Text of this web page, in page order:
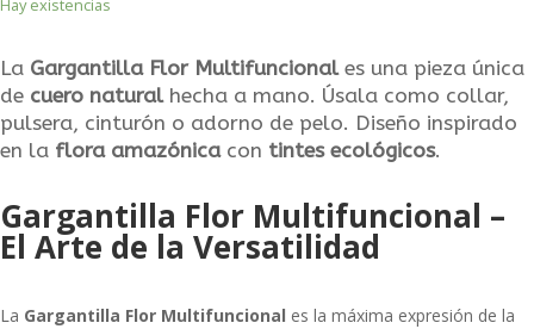
Hay existencias
La Gargantilla Flor Multifuncionales una pieza única
de cuero naturalhecha a mano. Úsala como collar,
pulsera, cinturón o adorno de pelo. Diseño inspirado
en la flora amazónicacon tintes ecológicos.
Gargantilla Flor Multifuncional –
El Arte de la Versatilidad
La Gargantilla Flor Multifuncional es la máxima expresión de la